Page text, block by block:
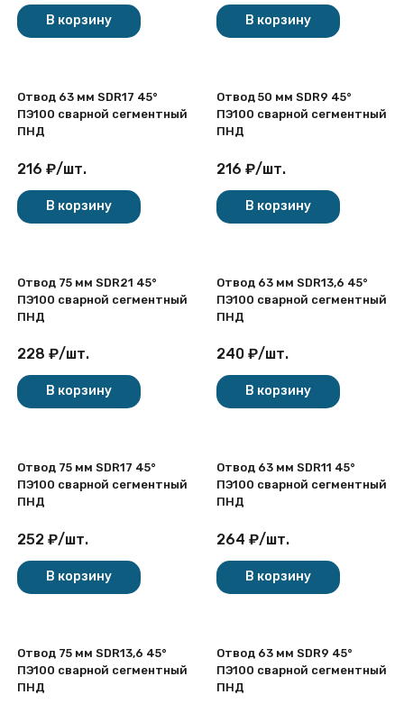
В корзину В корзину
Отвод 63 мм SDR17 45°
ПЭ100 сварной сегментный
ПНД
216 ₽/шт.
В корзину
Отвод 50 мм SDR9 45°
ПЭ100 сварной сегментный
ПНД
216 ₽/шт.
В корзину
Отвод 75 мм SDR21 45°
ПЭ100 сварной сегментный
ПНД
228 ₽/шт.
В корзину
Отвод 63 мм SDR13,6 45°
ПЭ100 сварной сегментный
ПНД
240 ₽/шт.
В корзину
Отвод 75 мм SDR17 45°
ПЭ100 сварной сегментный
ПНД
252 ₽/шт.
В корзину
Отвод 63 мм SDR11 45°
ПЭ100 сварной сегментный
ПНД
264 ₽/шт.
В корзину
Отвод 75 мм SDR13,6 45°
ПЭ100 сварной сегментный
ПНД
Отвод 63 мм SDR9 45°
ПЭ100 сварной сегментный
ПНД